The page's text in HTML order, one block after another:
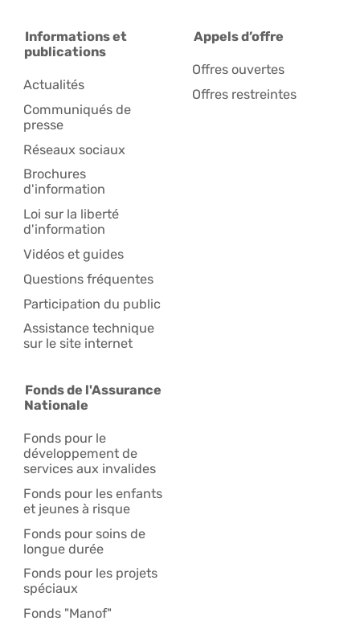
Informations et
publications
Actualités
Communiqués de
presse
Réseaux sociaux
Brochures
d'information
Loi sur la liberté
d'information
Vidéos et guides
Questions fréquentes
Participation du public
Assistance technique
sur le site internet
Appels d’offre
Offres ouvertes
Offres restreintes
Fonds de l'Assurance
Nationale
Fonds pour le
développement de
services aux invalides
Fonds pour les enfants
et jeunes à risque
Fonds pour soins de
longue durée
Fonds pour les projets
spéciaux
Fonds "Manof"